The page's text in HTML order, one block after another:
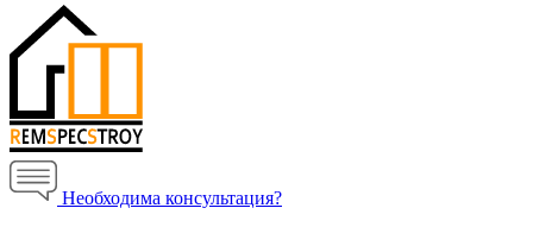
Необходима консультация?